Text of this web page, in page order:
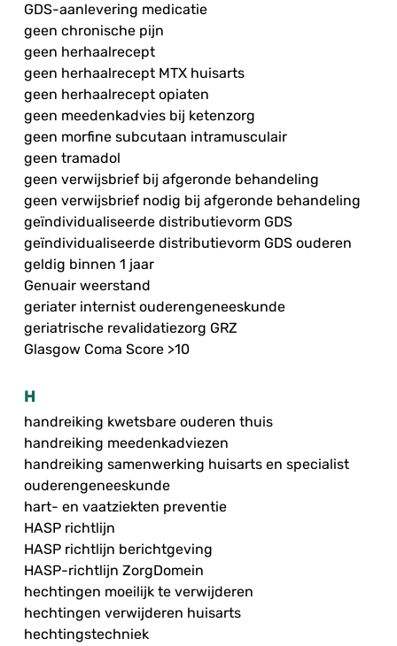
GDS-aanlevering medicatie
geen chronische pijn
geen herhaalrecept
geen herhaalrecept MTX huisarts
geen herhaalrecept opiaten
geen meedenkadvies bij ketenzorg
geen morfine subcutaan intramusculair
geen tramadol
geen verwijsbrief bij afgeronde behandeling
geen verwijsbrief nodig bij afgeronde behandeling
geïndividualiseerde distributievorm GDS
geïndividualiseerde distributievorm GDS ouderen
geldig binnen 1 jaar
Genuair weerstand
geriater internist ouderengeneeskunde
geriatrische revalidatiezorg GRZ
Glasgow Coma Score >10
H
handreiking kwetsbare ouderen thuis
handreiking meedenkadviezen
handreiking samenwerking huisarts en specialist
ouderengeneeskunde
hart- en vaatziekten preventie
HASP richtlijn
HASP richtlijn berichtgeving
HASP-richtlijn ZorgDomein
hechtingen moeilijk te verwijderen
hechtingen verwijderen huisarts
hechtingstechniek